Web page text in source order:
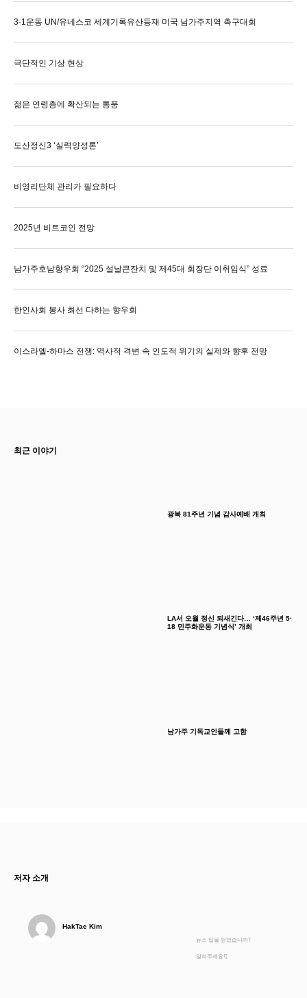
3·1운동 UN/유네스코 세계기록유산등재 미국 남가주지역 촉구대회
극단적인 기상 현상
젊은 연령층에 확산되는 통풍
도산정신3 ‘실력양성론’
비영리단체 관리가 필요하다
2025년 비트코인 전망
남가주호남향우회 “2025 설날큰잔치 및 제45대 회장단 이취임식” 성료
한인사회 봉사 최선 다하는 향우회
이스라엘-하마스 전쟁: 역사적 격변 속 인도적 위기의 실제와 향후 전망
최근 이야기
광복 81주년 기념 감사예배 개최
LA서 오월 정신 되새긴다… ‘제46주년 5·
18 민주화운동 기념식’ 개최
남가주 기독교인들께 고함
저자 소개
HakTae Kim
뉴스 팁을 얻었습니까?
알려주세요![